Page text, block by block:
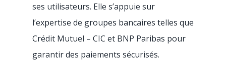
ses utilisateurs. Elle s’appuie sur
l’expertise de groupes bancaires telles que
Crédit Mutuel – CIC et BNP Paribas pour
garantir des paiements sécurisés.